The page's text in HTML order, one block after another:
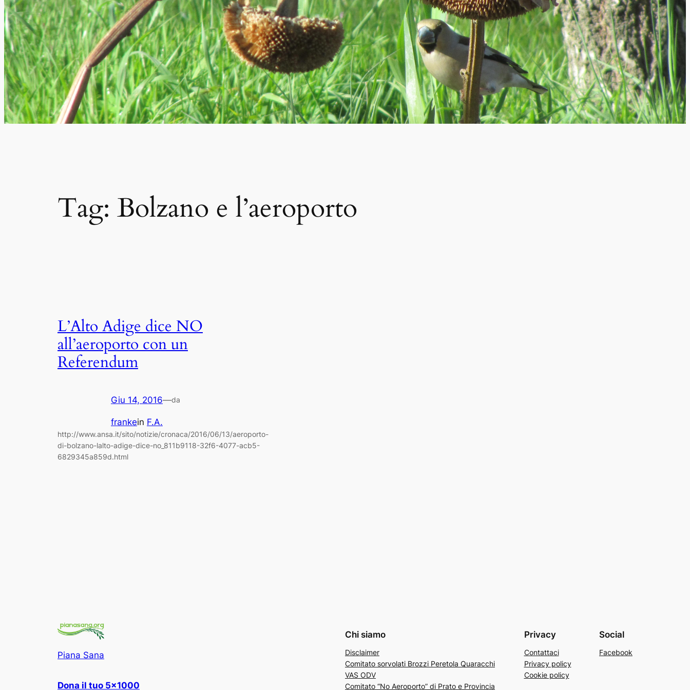
Tag: Bolzano e l’aeroporto
L’Alto Adige dice NO
all’aeroporto con un
Referendum
Giu 14, 2016—da
frankein F.A.
http://www.ansa.it/sito/notizie/cronaca/2016/06/13/aeroporto-
di-bolzano-lalto-adige-dice-no_811b9118-32f6-4077-acb5-
6829345a859d.html
Piana Sana
Dona il tuo 5×1000
Chi siamo
Disclaimer
Comitato sorvolati Brozzi Peretola Quaracchi
VAS ODV
Comitato “No Aeroporto” di Prato e Provincia
Privacy
Contattaci
Privacy policy
Cookie policy
Social
Facebook